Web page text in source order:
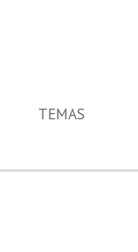
TEMAS